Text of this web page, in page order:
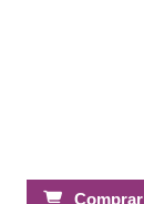
Comprar